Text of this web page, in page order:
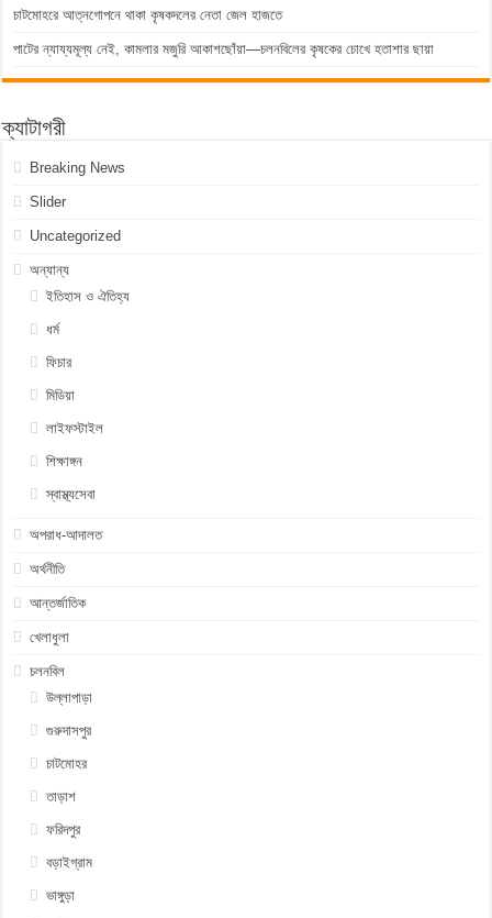
চাটমোহরে আত্নগোপনে থাকা কৃষকদলের নেতা জেল হাজতে
পাটের ন্যায্যমূল্য নেই, কামলার মজুরি আকাশছোঁয়া—চলনবিলের কৃষকের চোখে হতাশার ছায়া
ক্যাটাগরী
Breaking News
Slider
Uncategorized
অন্যান্য
ইতিহাস ও ঐতিহ্য
ধর্ম
ফিচার
মিডিয়া
লাইফস্টাইল
শিক্ষাঙ্গন
স্বাস্থ্যসেবা
অপরাধ-আদালত
অর্থনীতি
আন্তর্জাতিক
খেলাধুলা
চলনবিল
উল্লাপাড়া
গুরুদাসপুর
চাটমোহর
তাড়াশ
ফরিদপুর
বড়াইগ্রাম
ভাঙ্গুড়া